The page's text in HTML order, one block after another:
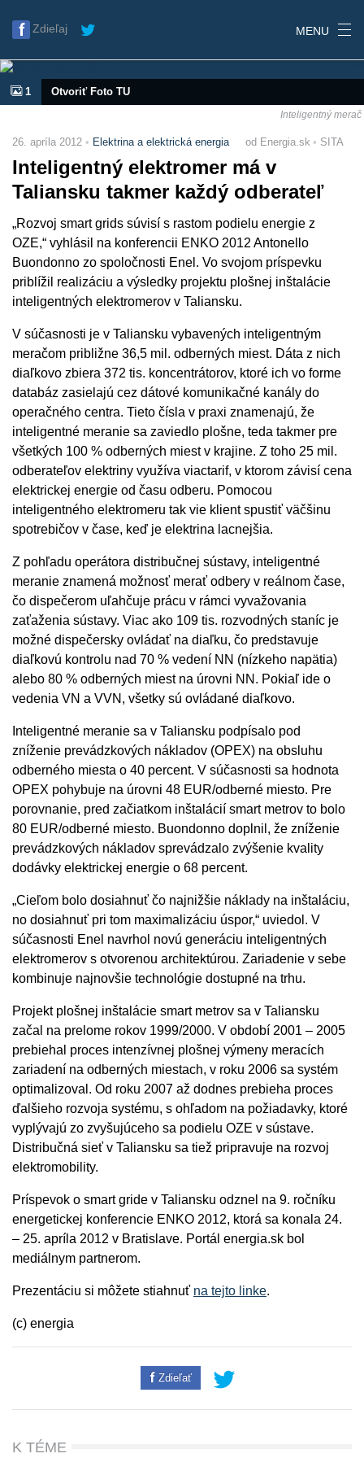
Zdieľaj MENU
1 Otvoriť Foto TU
Inteligentný merač
26. apríla 2012 Elektrina a elektrická energia od Energia.sk SITA
Inteligentný elektromer má v
Taliansku takmer každý odberateľ
„Rozvoj smart grids súvisí s rastom podielu energie z
OZE,“ vyhlásil na konferencii ENKO 2012 Antonello
Buondonno zo spoločnosti Enel. Vo svojom príspevku
priblížil realizáciu a výsledky projektu plošnej inštalácie
inteligentných elektromerov v Taliansku.
V súčasnosti je v Taliansku vybavených inteligentným
meračom približne 36,5 mil. odberných miest. Dáta z nich
diaľkovo zbiera 372 tis. koncentrátorov, ktoré ich vo forme
databáz zasielajú cez dátové komunikačné kanály do
operačného centra. Tieto čísla v praxi znamenajú, že
inteligentné meranie sa zaviedlo plošne, teda takmer pre
všetkých 100 % odberných miest v krajine. Z toho 25 mil.
odberateľov elektriny využíva viactarif, v ktorom závisí cena
elektrickej energie od času odberu. Pomocou
inteligentného elektromeru tak vie klient spustiť väčšinu
spotrebičov v čase, keď je elektrina lacnejšia.
Z pohľadu operátora distribučnej sústavy, inteligentné
meranie znamená možnosť merať odbery v reálnom čase,
čo dispečerom uľahčuje prácu v rámci vyvažovania
zaťaženia sústavy. Viac ako 109 tis. rozvodných staníc je
možné dispečersky ovládať na diaľku, čo predstavuje
diaľkovú kontrolu nad 70 % vedení NN (nízkeho napätia)
alebo 80 % odberných miest na úrovni NN. Pokiaľ ide o
vedenia VN a VVN, všetky sú ovládané diaľkovo.
Inteligentné meranie sa v Taliansku podpísalo pod
zníženie prevádzkových nákladov (OPEX) na obsluhu
odberného miesta o 40 percent. V súčasnosti sa hodnota
OPEX pohybuje na úrovni 48 EUR/odberné miesto. Pre
porovnanie, pred začiatkom inštalácií smart metrov to bolo
80 EUR/odberné miesto. Buondonno doplnil, že zníženie
prevádzkových nákladov sprevádzalo zvýšenie kvality
dodávky elektrickej energie o 68 percent.
„Cieľom bolo dosiahnuť čo najnižšie náklady na inštaláciu,
no dosiahnuť pri tom maximalizáciu úspor,“ uviedol. V
súčasnosti Enel navrhol novú generáciu inteligentných
elektromerov s otvorenou architektúrou. Zariadenie v sebe
kombinuje najnovšie technológie dostupné na trhu.
Projekt plošnej inštalácie smart metrov sa v Taliansku
začal na prelome rokov 1999/2000. V období 2001 – 2005
prebiehal proces intenzívnej plošnej výmeny meracích
zariadení na odberných miestach, v roku 2006 sa systém
optimalizoval. Od roku 2007 až dodnes prebieha proces
ďalšieho rozvoja systému, s ohľadom na požiadavky, ktoré
vyplývajú zo zvyšujúceho sa podielu OZE v sústave.
Distribučná sieť v Taliansku sa tiež pripravuje na rozvoj
elektromobility.
Príspevok o smart gride v Taliansku odznel na 9. ročníku
energetickej konferencie ENKO 2012, ktorá sa konala 24.
– 25. apríla 2012 v Bratislave. Portál energia.sk bol
mediálnym partnerom.
Prezentáciu si môžete stiahnuť na tejto linke.
(c) energia
Zdieľať
K TÉME